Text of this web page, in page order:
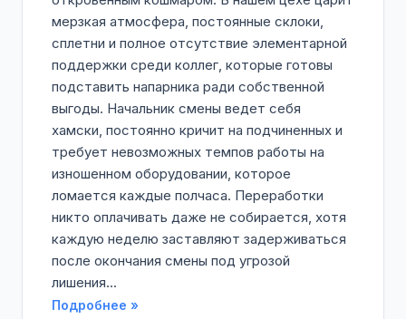
мерзкая атмосфера, постоянные склоки,
сплетни и полное отсутствие элементарной
поддержки среди коллег, которые готовы
подставить напарника ради собственной
выгоды. Начальник смены ведет себя
хамски, постоянно кричит на подчиненных и
требует невозможных темпов работы на
изношенном оборудовании, которое
ломается каждые полчаса. Переработки
никто оплачивать даже не собирается, хотя
каждую неделю заставляют задерживаться
после окончания смены под угрозой
лишения...
Подробнее »